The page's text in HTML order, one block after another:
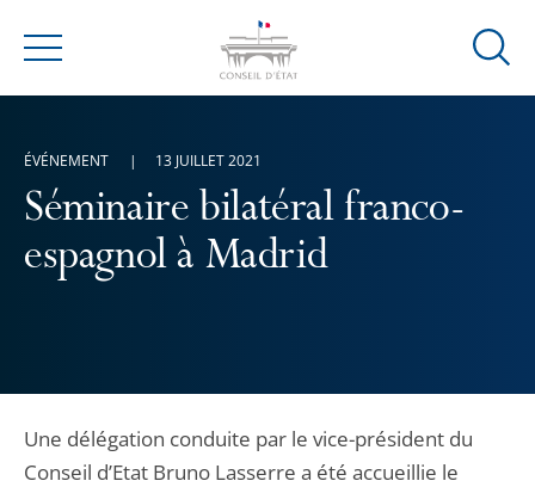
Menu
Ouvrir
Séminaire bilatéral franco-
espagnol à Madrid
ÉVÉNEMENT 13 JUILLET 2021
Une délégation conduite par le vice-président du
Conseil d’Etat Bruno Lasserre a été accueillie le